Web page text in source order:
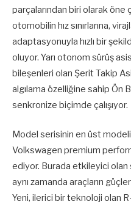
parçalarından biri olarak öne
otomobilin hız sınırlarına,
adaptasyonuyla hızlı bir
oluyor. Yarı otonom sürüş
bileşenleri olan Şerit Takip
algılama özelliğine sahip Ön
senkronize biçimde çalışıyor.
Model serisinin en üst
Volkswagen premium
ediyor. Burada etkileyici
aynı zamanda araçların
Yeni, ilerici bir teknoloji olan